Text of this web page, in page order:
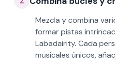
Mezcla y combina
formar pistas
Labadairity. Cada
musicales únicos,